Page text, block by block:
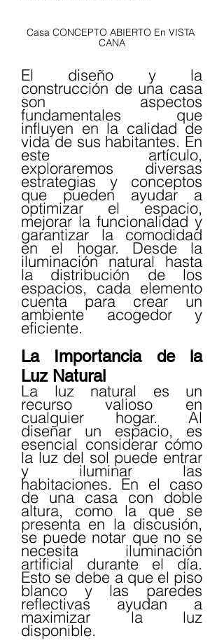
Casa CONCEPTO ABIERTO En VISTA
CANA
El diseño y la
construcción de una casa
son aspectos
fundamentales que
influyen en la calidad de
vida de sus habitantes. En
este artículo,
exploraremos diversas
estrategias y conceptos
que pueden ayudar a
optimizar el espacio,
mejorar la funcionalidad y
garantizar la comodidad
en el hogar. Desde la
iluminación natural hasta
la distribución de los
espacios, cada elemento
cuenta para crear un
ambiente acogedor y
eficiente.
La Importancia de la
Luz Natural
La luz natural es un
recurso valioso en
cualquier hogar. Al
diseñar un espacio, es
esencial considerar cómo
la luz del sol puede entrar
y iluminar las
habitaciones. En el caso
de una casa con doble
altura, como la que se
presenta en la discusión,
se puede notar que no se
necesita iluminación
artificial durante el día.
Esto se debe a que el piso
blanco y las paredes
reflectivas ayudan a
maximizar la luz
disponible.